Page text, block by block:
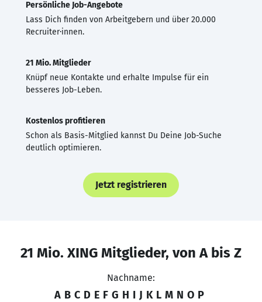
Persönliche Job-Angebote
Lass Dich finden von Arbeitgebern und über 20.000
Recruiter·innen.
21 Mio. Mitglieder
Knüpf neue Kontakte und erhalte Impulse für ein
besseres Job-Leben.
Kostenlos profitieren
Schon als Basis-Mitglied kannst Du Deine Job-Suche
deutlich optimieren.
Jetzt registrieren
21 Mio. XING Mitglieder, von A bis Z
Nachname:
A B C D E F G H I J K L M N O P